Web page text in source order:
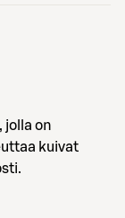
jolla on
kuivat